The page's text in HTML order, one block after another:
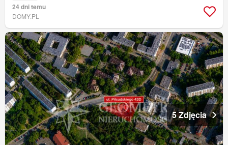
24 dni temu
DOMY.PL
5 Zdjęcia